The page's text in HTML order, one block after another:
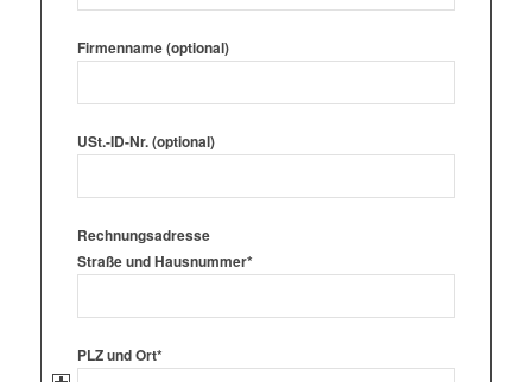
Firmenname (optional)
USt.-ID-Nr. (optional)
Rechnungsadresse
Straße und Hausnummer*
PLZ und Ort*